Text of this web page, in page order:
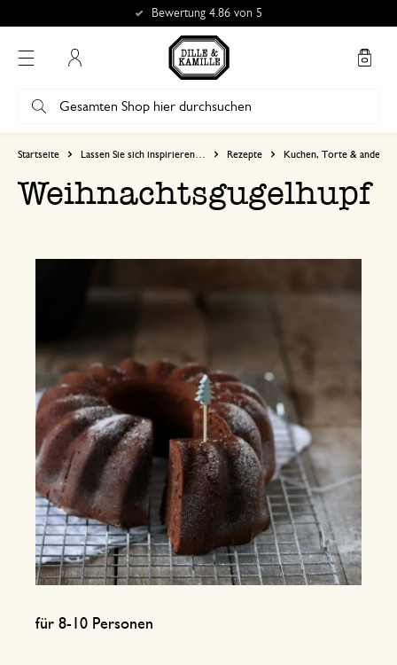
Bewertung 4.86 von 5
Startseite Lassen Sie sich inspirieren… Rezepte Kuchen, Torte & anderes
Weihnachtsgugelhupf
für 8-10 Personen